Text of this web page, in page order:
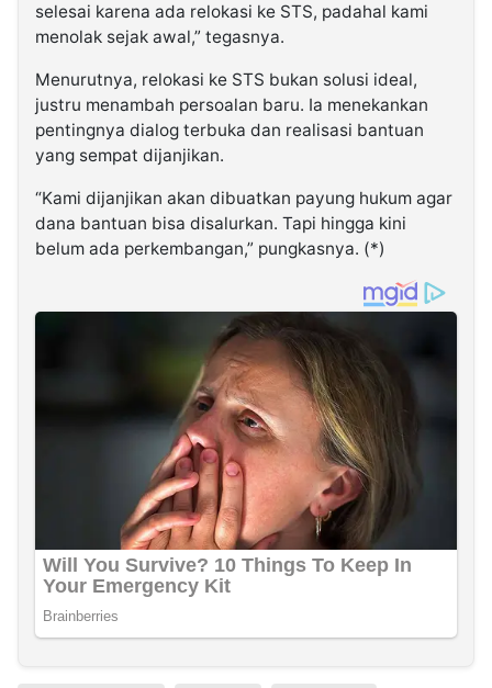
selesai karena ada relokasi ke STS, padahal kami
menolak sejak awal,” tegasnya.
Menurutnya, relokasi ke STS bukan solusi ideal,
justru menambah persoalan baru. Ia menekankan
pentingnya dialog terbuka dan realisasi bantuan
yang sempat dijanjikan.
“Kami dijanjikan akan dibuatkan payung hukum agar
dana bantuan bisa disalurkan. Tapi hingga kini
belum ada perkembangan,” pungkasnya. (*)